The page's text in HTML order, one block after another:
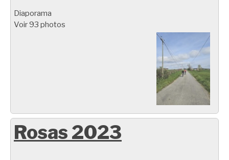
Diaporama
Voir 93 photos
Rosas 2023